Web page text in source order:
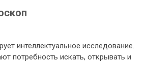
интеллектуальное исследование.
потребность искать, открывать и